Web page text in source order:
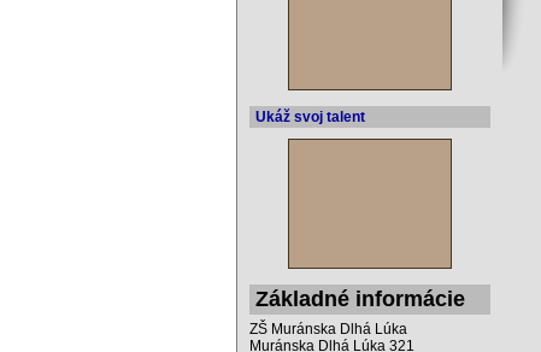
Ukáž svoj talent
Základné informácie
ZŠ Muránska Dlhá Lúka
Muránska Dlhá Lúka 321